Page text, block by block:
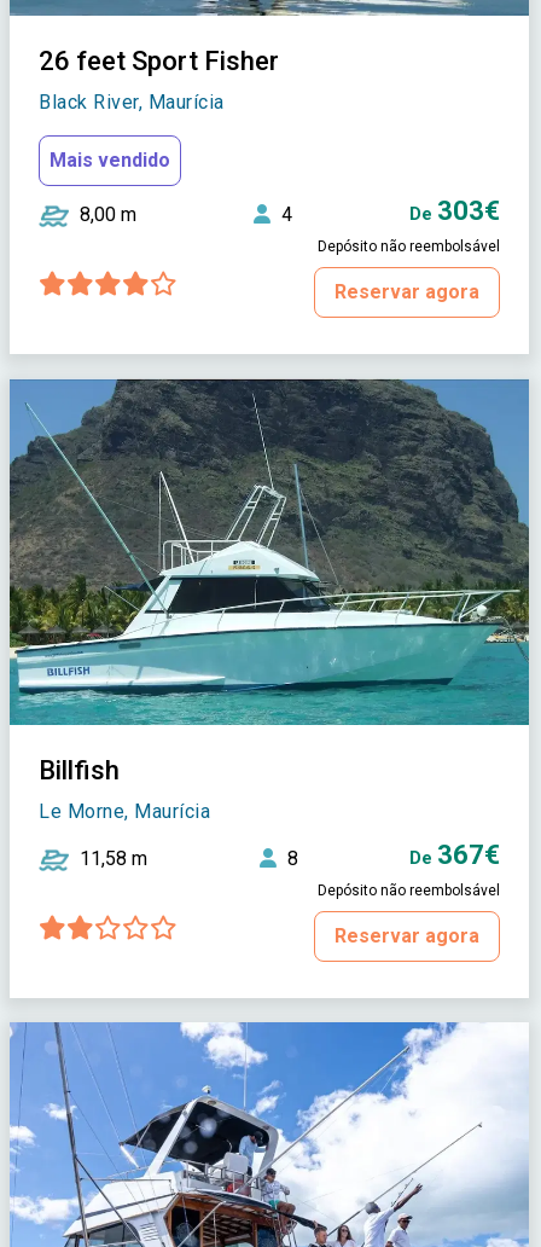
26 feet Sport Fisher
Black River, Maurícia
Mais vendido
8,00 m 4 De 303€
Depósito não reembolsável
Reservar agora
Billfish
Le Morne, Maurícia
11,58 m 8 De 367€
Depósito não reembolsável
Reservar agora